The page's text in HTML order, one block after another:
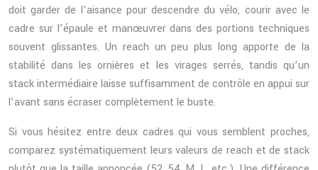
doit garder de l’aisance pour descendre du vélo, courir avec le
cadre sur l’épaule et manœuvrer dans des portions techniques
souvent glissantes. Un reach un peu plus long apporte de la
stabilité dans les ornières et les virages serrés, tandis qu’un
stack intermédiaire laisse suffisamment de contrôle en appui sur
l’avant sans écraser complètement le buste.
Si vous hésitez entre deux cadres qui vous semblent proches,
comparez systématiquement leurs valeurs de reach et de stack